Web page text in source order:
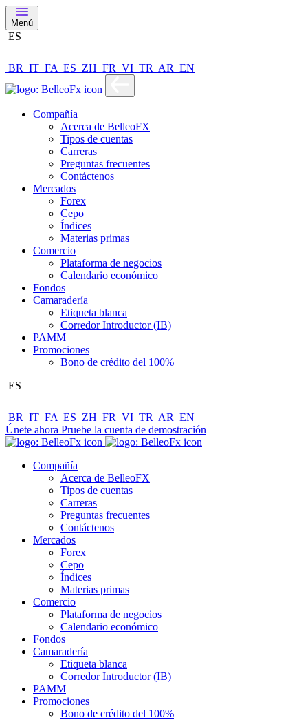
Menú
ES
BR IT FA ES ZH FR VI TR AR EN
Compañía
Acerca de BelleoFX
Tipos de cuentas
Carreras
Preguntas frecuentes
Contáctenos
Mercados
Forex
Cepo
Índices
Materias primas
Comercio
Plataforma de negocios
Calendario económico
Fondos
Camaradería
Etiqueta blanca
Corredor Introductor (IB)
PAMM
Promociones
Bono de crédito del 100%
ES
BR IT FA ES ZH FR VI TR AR EN
Únete ahora Pruebe la cuenta de demostración
Compañía
Acerca de BelleoFX
Tipos de cuentas
Carreras
Preguntas frecuentes
Contáctenos
Mercados
Forex
Cepo
Índices
Materias primas
Comercio
Plataforma de negocios
Calendario económico
Fondos
Camaradería
Etiqueta blanca
Corredor Introductor (IB)
PAMM
Promociones
Bono de crédito del 100%